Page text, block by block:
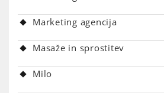
Marketing agencija
Masaže in sprostitev
Milo